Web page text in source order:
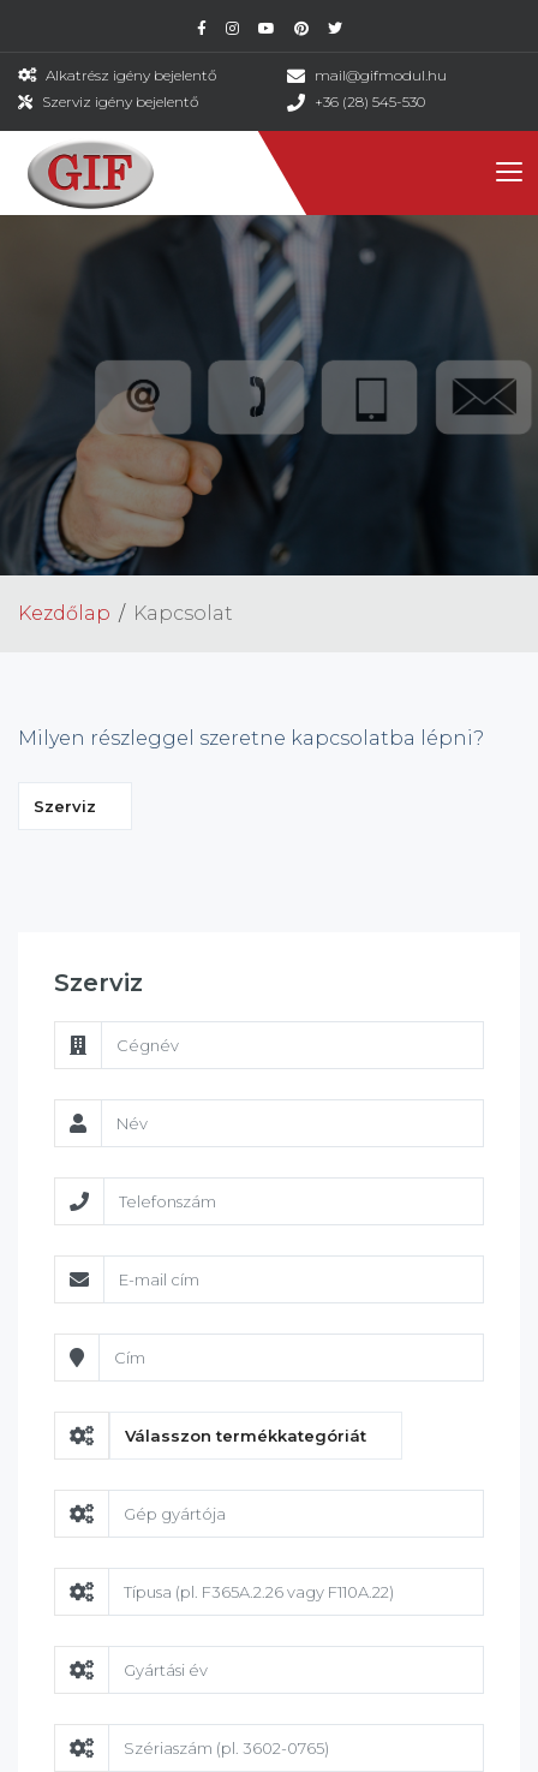
Alkatrész igény bejelentő
Szerviz igény bejelentő
mail@gifmodul.hu
+36 (28) 545-530
Kezdőlap Kapcsolat
Milyen részleggel szeretne kapcsolatba lépni?
Szerviz
Szerviz
Válasszon termékkategóriát